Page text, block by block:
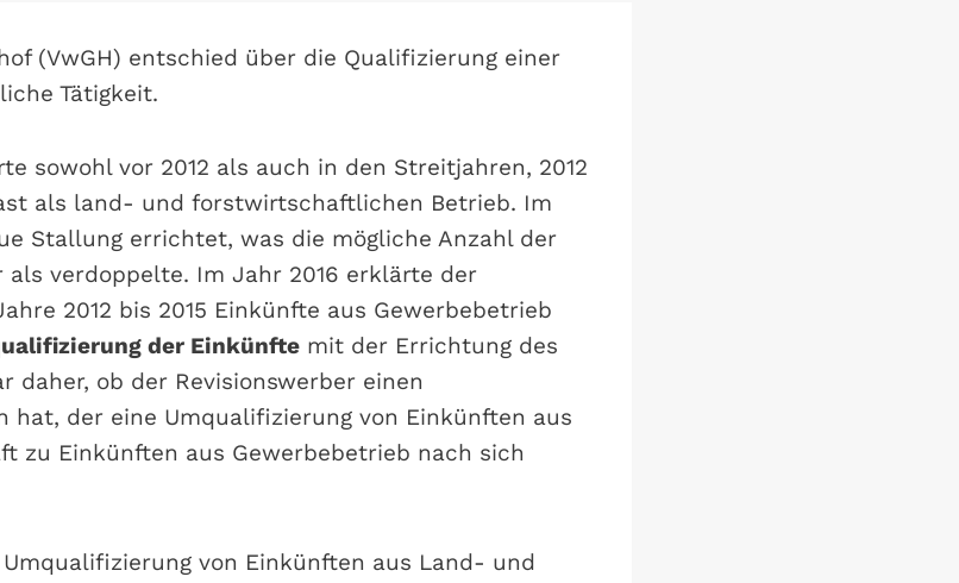
(VwGH) entschied über die Qualifizierung einer
Tätigkeit.
sowohl vor 2012 als auch in den Streitjahren, 2012
als land- und forstwirtschaftlichen Betrieb. Im
Stallung errichtet, was die mögliche Anzahl der
als verdoppelte. Im Jahr 2016 erklärte der
2012 bis 2015 Einkünfte aus Gewerbebetrieb
der Einkünfte mit der Errichtung des
daher, ob der Revisionswerber einen
hat, der eine Umqualifizierung von Einkünften aus
zu Einkünften aus Gewerbebetrieb nach sich
von Einkünften aus Land- und